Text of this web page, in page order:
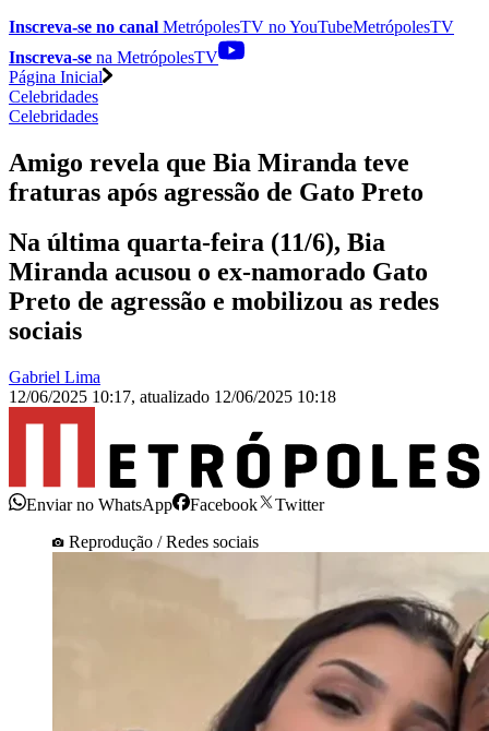
Inscreva-se no canal MetrópolesTV noYouTubeMetrópolesTV
Inscreva-se na MetrópolesTV
Página Inicial
Celebridades
Celebridades
Amigo revela que Bia Miranda teve
fraturas após agressão de Gato Preto
Na última quarta-feira (11/6), Bia
Miranda acusou o ex-namorado Gato
Preto de agressão e mobilizou as redes
sociais
Gabriel Lima
12/06/2025 10:17, atualizado 12/06/2025 10:18
Enviar no WhatsApp Facebook
Twitter
Reprodução / Redes sociais